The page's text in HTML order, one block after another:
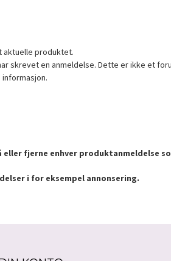
aktuelle produktet.
skrevet en anmeldelse. Dette er ikke et
fjerne enhver produktanmeldelse
i for eksempel annonsering.